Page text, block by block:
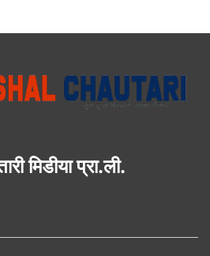
मिडीया प्रा.ली.